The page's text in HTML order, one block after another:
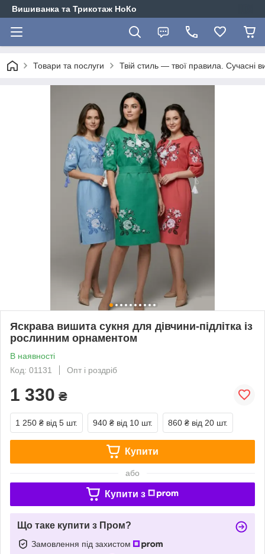
Вишиванка та Трикотаж НоКо
Товари та послуги Твій стиль — твої правила. Сучасні
Яскрава вишита сукня для дівчини-підлітка із
рослинним орнаментом
В наявності
Код: 01131
Опт і роздріб
1 330 ₴
1 250 ₴ від 5 шт. 940 ₴ від 10 шт. 860 ₴ від 20 шт.
Купити
або
Купити з
Що таке купити з Пром?
Замовлення під захистом